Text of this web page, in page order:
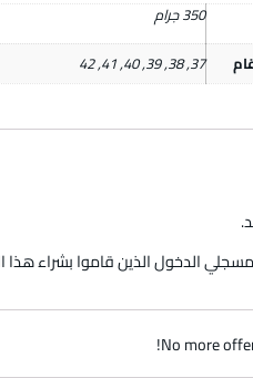
350 جرام
37
,
38
,
39
,
40
,
41
,
42
الدخول الذين قاموا بشراء هذا
No more